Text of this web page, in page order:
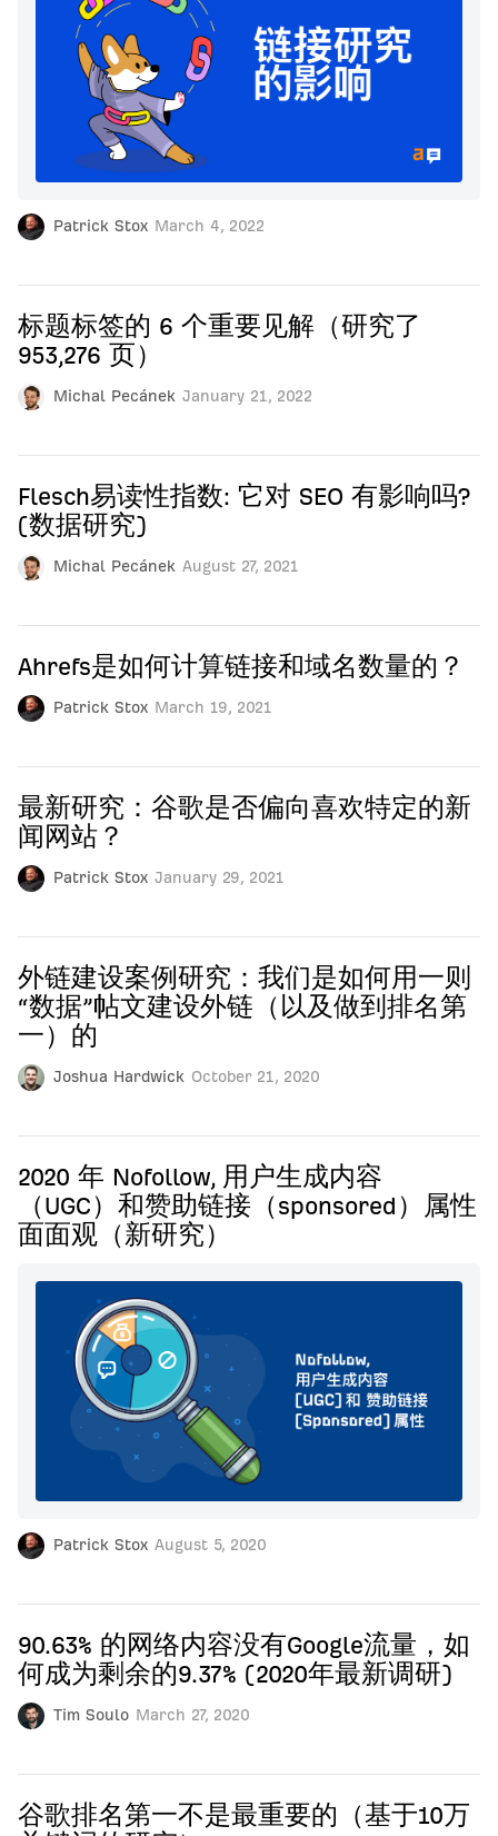
Patrick Stox March 4, 2022
Michal Pecánek January 21, 2022
标题标签的 6 个重要见解（研究了
953,276 页）
Michal Pecánek August 27, 2021
Flesch易读性指数: 它对 SEO 有影响吗?
(数据研究)
Patrick Stox March 19, 2021
Ahrefs是如何计算链接和域名数量的？
Patrick Stox January 29, 2021
最新研究：谷歌是否偏向喜欢特定的新
闻网站？
Joshua Hardwick October 21, 2020
外链建设案例研究：我们是如何用一则
“数据”帖文建设外链（以及做到排名第
一）的
Patrick Stox August 5, 2020
2020 年 Nofollow, 用户生成内容
（UGC）和赞助链接（sponsored）属性
面面观（新研究）
Tim Soulo March 27, 2020
90.63% 的网络内容没有Google流量，如
何成为剩余的9.37% (2020年最新调研)
谷歌排名第一不是最重要的（基于10万